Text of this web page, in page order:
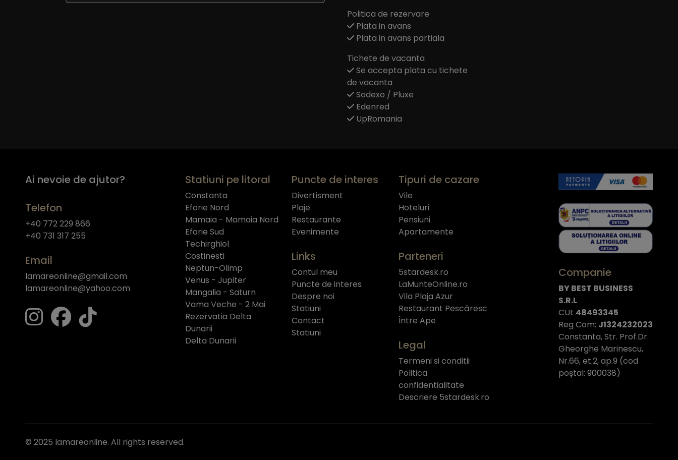
Politica de rezervare
Plata in avans
Plata in avans partiala
Tichete de vacanta
Se accepta plata cu tichete
de vacanta
Sodexo / Pluxe
Edenred
UpRomania
Ai nevoie de ajutor?
Telefon
+40 772 229 866
+40 731 317 255
Email
lamareonline@gmail.com
lamareonline@yahoo.com
Statiuni pe litoral
Constanta
Eforie Nord
Mamaia - Mamaia Nord
Eforie Sud
Techirghiol
Costinesti
Neptun-Olimp
Venus - Jupiter
Mangalia - Saturn
Vama Veche - 2 Mai
Rezervatia Delta
Dunarii
Delta Dunarii
Puncte de interes
Divertisment
Plaje
Restaurante
Evenimente
Links
Contul meu
Puncte de interes
Despre noi
Statiuni
Contact
Statiuni
Tipuri de cazare
Vile
Hoteluri
Pensiuni
Apartamente
Parteneri
5stardesk.ro
LaMunteOnline.ro
Vila Plaja Azur
Restaurant Pescăresc
Între Ape
Legal
Termeni si conditii
Politica
confidentialitate
Descriere 5stardesk.ro
Companie
BY BEST BUSINESS
S.R.L
CUI: 48493345
Reg Com: J1324232023
Constanta, Str. Prof.Dr.
Gheorghe Marinescu,
Nr.66, et.2, ap.9 (cod
poștal: 900038)
© 2025 lamareonline. All rights reserved.